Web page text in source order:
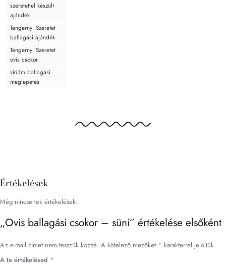
szeretettel készült
ajándék
Tengernyi Szeretet
ballagási ajándék
Tengernyi Szeretet
ovis csokor
vidám ballagási
meglepetés
Értékelések
Még nincsenek értékelések.
„Ovis ballagási csokor – süni” értékelése elsőként
Az e-mail címet nem tesszük közzé. A kötelező mezőket * karakterrel jelöltük
A te értékelésed *